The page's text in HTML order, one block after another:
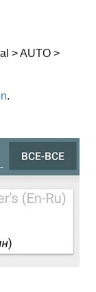
> AUTO >
.